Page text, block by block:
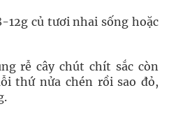
12g củ tươi nhai sống hoặc
rễ cây chút chít sắc còn
thứ nửa chén rồi sao đỏ,